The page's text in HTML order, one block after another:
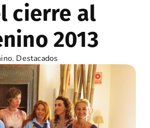
cierre al
2013
, Destacados